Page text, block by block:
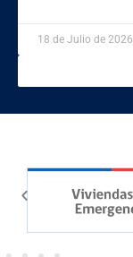
18 de Julio de 2026